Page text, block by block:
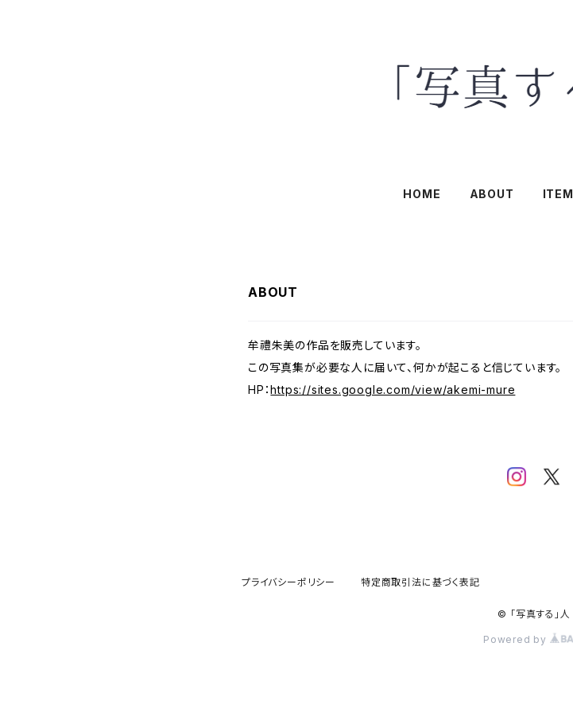
HOME ABOUT ITEM
ABOUT
牟禮朱美の作品を販売しています。
この写真集が必要な人に届いて、何かが起こると信じています。
HP：https://sites.google.com/view/akemi-mure
プライバシーポリシー 特定商取引法に基づく表記
© 「写真する」人
Powered by